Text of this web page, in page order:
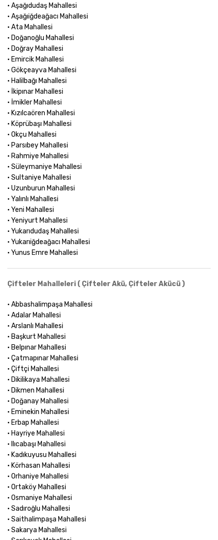
• Aşağıdudaş Mahallesi
• Aşağıiğdeağacı Mahallesi
• Ata Mahallesi
• Doğanoğlu Mahallesi
• Doğray Mahallesi
• Emircik Mahallesi
• Gökçeayva Mahallesi
• Halilbağı Mahallesi
• İkipınar Mahallesi
• İmikler Mahallesi
• Kızılcaören Mahallesi
• Köprübaşı Mahallesi
• Okçu Mahallesi
• Parsıbey Mahallesi
• Rahmiye Mahallesi
• Süleymaniye Mahallesi
• Sultaniye Mahallesi
• Uzunburun Mahallesi
• Yalınlı Mahallesi
• Yeni Mahallesi
• Yeniyurt Mahallesi
• Yukarıdudaş Mahallesi
• Yukarıiğdeağacı Mahallesi
• Yunus Emre Mahallesi
Çifteler Mahalleleri ( Çifteler Akü, Çifteler Akücü )
• Abbashalimpaşa Mahallesi
• Adalar Mahallesi
• Arslanlı Mahallesi
• Başkurt Mahallesi
• Belpınar Mahallesi
• Çatmapınar Mahallesi
• Çiftçi Mahallesi
• Dikilikaya Mahallesi
• Dikmen Mahallesi
• Doğanay Mahallesi
• Eminekin Mahallesi
• Erbap Mahallesi
• Hayriye Mahallesi
• Ilıcabaşı Mahallesi
• Kadıkuyusu Mahallesi
• Körhasan Mahallesi
• Orhaniye Mahallesi
• Ortaköy Mahallesi
• Osmaniye Mahallesi
• Sadıroğlu Mahallesi
• Saithalimpaşa Mahallesi
• Sakarya Mahallesi